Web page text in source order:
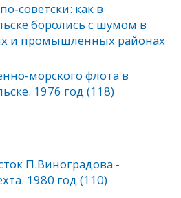
как в
боролись с шумом в
и промышленных районах
морского флота в
1976 год (118)
П.Виноградова -
1980 год (110)